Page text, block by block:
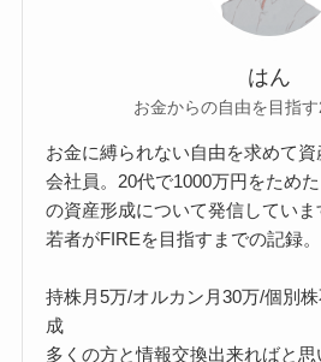
はん
お金からの自由を目指
お金に縛られない自由を求めて
会社員。20代で1000万円をため
の資産形成について発信してい
若者がFIREを目指すまでの記録。
持株月5万/オルカン月30万/個別
成
多くの方と情報交換出来ればと